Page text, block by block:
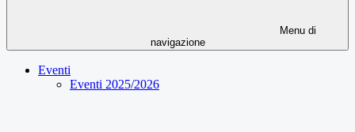
Menu di
navigazione
Eventi
Eventi 2025/2026